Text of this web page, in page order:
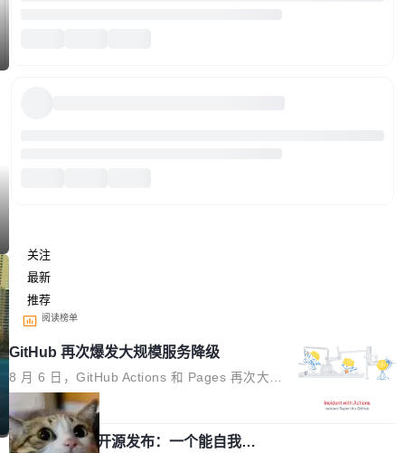
关注
最新
推荐
阅读榜单
GitHub 再次爆发大规模服务降级
8 月 6 日，GitHub Actions 和 Pages 再次大规
模服务降级，Actions 完全不可用超过 5 小时，
webhook 停发，连自托管 runner 也因调度层故
障无法工作。Pages、Copilot code review、C
局
Prime Agent 开源发布：一个能自我改